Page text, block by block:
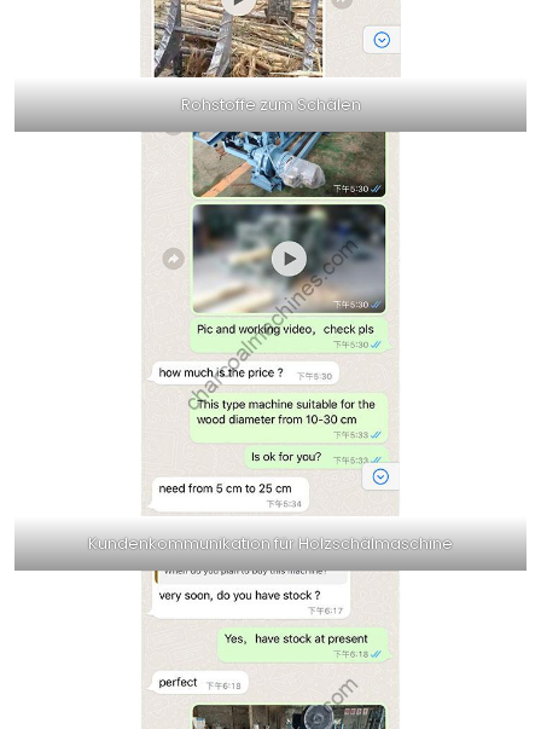
Rohstoffe zum Schälen
Kundenkommunikation für Holzschälmaschine